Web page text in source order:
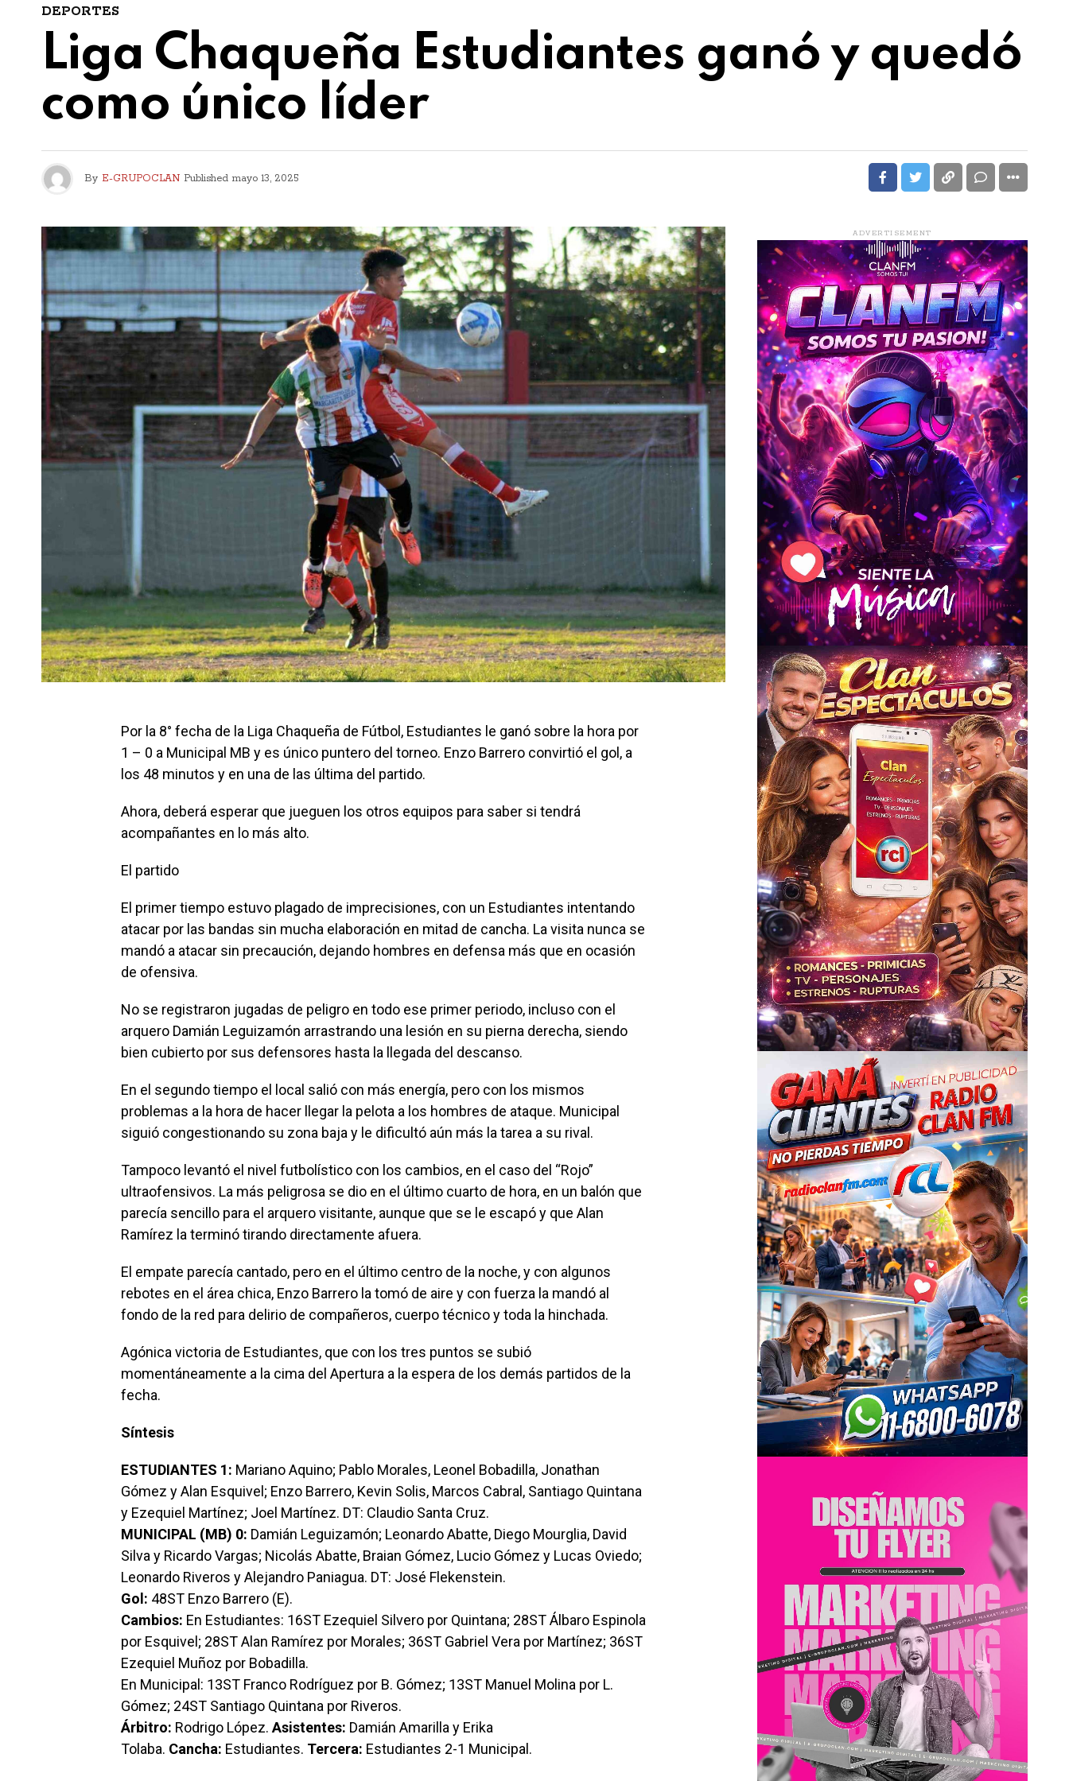
DEPORTES
Liga Chaqueña Estudiantes ganó y quedó
como único líder
By E-GRUPOCLAN Published mayo 13, 2025
Por la 8° fecha de la Liga Chaqueña de Fútbol, Estudiantes le ganó sobre la hora por
1 – 0 a Municipal MB y es único puntero del torneo. Enzo Barrero convirtió el gol, a
los 48 minutos y en una de las última del partido.
Ahora, deberá esperar que jueguen los otros equipos para saber si tendrá
acompañantes en lo más alto.
El partido
El primer tiempo estuvo plagado de imprecisiones, con un Estudiantes intentando
atacar por las bandas sin mucha elaboración en mitad de cancha. La visita nunca se
mandó a atacar sin precaución, dejando hombres en defensa más que en ocasión
de ofensiva.
No se registraron jugadas de peligro en todo ese primer periodo, incluso con el
arquero Damián Leguizamón arrastrando una lesión en su pierna derecha, siendo
bien cubierto por sus defensores hasta la llegada del descanso.
En el segundo tiempo el local salió con más energía, pero con los mismos
problemas a la hora de hacer llegar la pelota a los hombres de ataque. Municipal
siguió congestionando su zona baja y le dificultó aún más la tarea a su rival.
Tampoco levantó el nivel futbolístico con los cambios, en el caso del “Rojo”
ultraofensivos. La más peligrosa se dio en el último cuarto de hora, en un balón que
parecía sencillo para el arquero visitante, aunque que se le escapó y que Alan
Ramírez la terminó tirando directamente afuera.
El empate parecía cantado, pero en el último centro de la noche, y con algunos
rebotes en el área chica, Enzo Barrero la tomó de aire y con fuerza la mandó al
fondo de la red para delirio de compañeros, cuerpo técnico y toda la hinchada.
Agónica victoria de Estudiantes, que con los tres puntos se subió
momentáneamente a la cima del Apertura a la espera de los demás partidos de la
fecha.
Síntesis
ESTUDIANTES 1: Mariano Aquino; Pablo Morales, Leonel Bobadilla, Jonathan
Gómez y Alan Esquivel; Enzo Barrero, Kevin Solis, Marcos Cabral, Santiago Quintana
y Ezequiel Martínez; Joel Martínez. DT: Claudio Santa Cruz.
MUNICIPAL (MB) 0: Damián Leguizamón; Leonardo Abatte, Diego Mourglia, David
Silva y Ricardo Vargas; Nicolás Abatte, Braian Gómez, Lucio Gómez y Lucas Oviedo;
Leonardo Riveros y Alejandro Paniagua. DT: José Flekenstein.
Gol: 48ST Enzo Barrero (E).
Cambios: En Estudiantes: 16ST Ezequiel Silvero por Quintana; 28ST Álbaro Espinola
por Esquivel; 28ST Alan Ramírez por Morales; 36ST Gabriel Vera por Martínez; 36ST
Ezequiel Muñoz por Bobadilla.
En Municipal: 13ST Franco Rodríguez por B. Gómez; 13ST Manuel Molina por L.
Gómez; 24ST Santiago Quintana por Riveros.
Árbitro: Rodrigo López. Asistentes: Damián Amarilla y Erika
Tolaba. Cancha: Estudiantes. Tercera: Estudiantes 2-1 Municipal.
ADVERTISEMENT